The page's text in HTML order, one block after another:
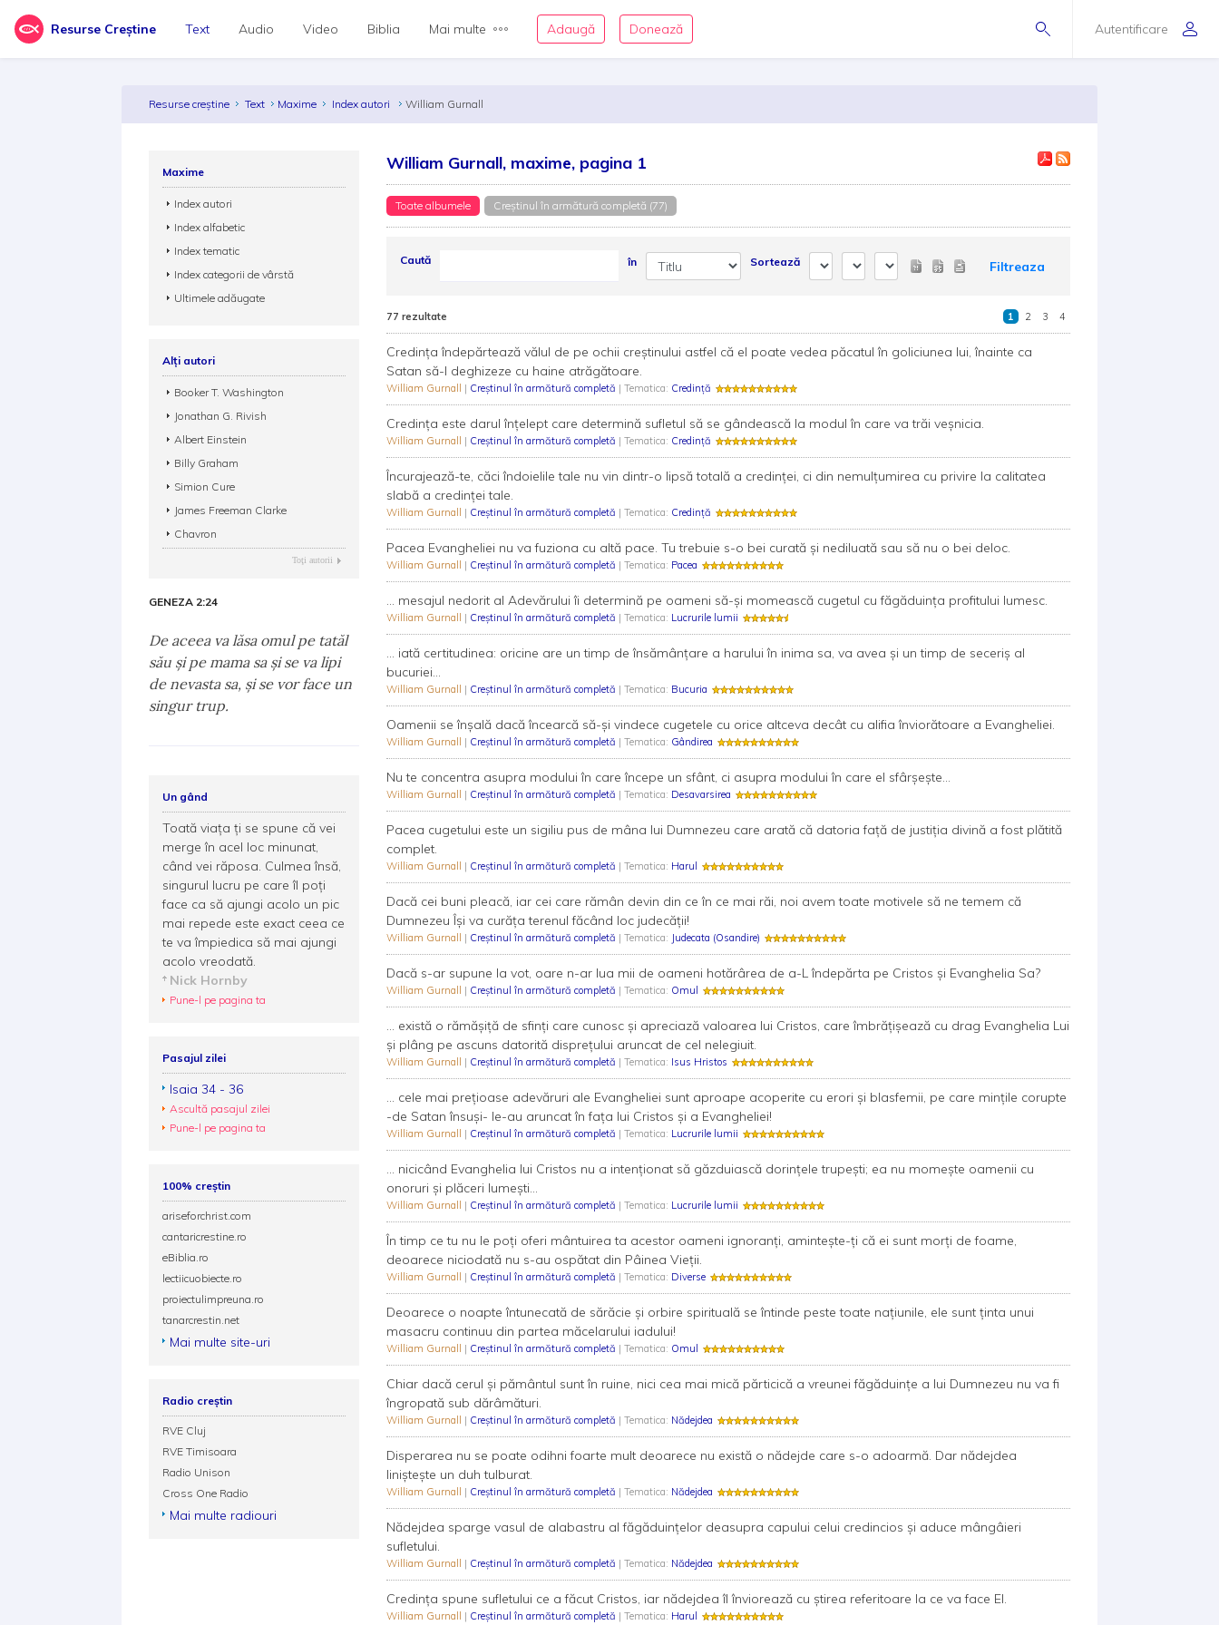
Resurse Creștine Autentificare
Text Audio Video Biblia Mai multe Adaugă Donează
Resurse creștine Text Maxime Index autori William Gurnall
William Gurnall, maxime, pagina 1
Toate albumele Creştinul în armătură completă (77)
Caută în Sortează Filtreaza
77 rezultate 1 2 3 4
Credința îndepărtează vălul de pe ochii creștinului astfel că el poate vedea păcatul în goliciunea lui, înainte ca
Satan să-l deghizeze cu haine atrăgătoare.
William Gurnall | Creştinul în armătură completă | Tematica: Credință
Credința este darul înțelept care determină sufletul să se gândească la modul în care va trăi veșnicia.
William Gurnall | Creştinul în armătură completă | Tematica: Credință
Încurajează-te, căci îndoielile tale nu vin dintr-o lipsă totală a credinței, ci din nemulțumirea cu privire la calitatea
slabă a credinței tale.
William Gurnall | Creştinul în armătură completă | Tematica: Credință
Pacea Evangheliei nu va fuziona cu altă pace. Tu trebuie s-o bei curată și nediluată sau să nu o bei deloc.
William Gurnall | Creştinul în armătură completă | Tematica: Pacea
... mesajul nedorit al Adevărului îi determină pe oameni să-și momească cugetul cu făgăduința profitului lumesc.
William Gurnall | Creştinul în armătură completă | Tematica: Lucrurile lumii
... iată certitudinea: oricine are un timp de însămânțare a harului în inima sa, va avea și un timp de seceriș al
bucuriei...
William Gurnall | Creştinul în armătură completă | Tematica: Bucuria
Oamenii se înșală dacă încearcă să-și vindece cugetele cu orice altceva decât cu alifia înviorătoare a Evangheliei.
William Gurnall | Creştinul în armătură completă | Tematica: Gândirea
Nu te concentra asupra modului în care începe un sfânt, ci asupra modului în care el sfârșește...
William Gurnall | Creştinul în armătură completă | Tematica: Desavarsirea
Pacea cugetului este un sigiliu pus de mâna lui Dumnezeu care arată că datoria față de justiția divină a fost plătită
complet.
William Gurnall | Creştinul în armătură completă | Tematica: Harul
Dacă cei buni pleacă, iar cei care rămân devin din ce în ce mai răi, noi avem toate motivele să ne temem că
Dumnezeu Își va curăța terenul făcând loc judecății!
William Gurnall | Creştinul în armătură completă | Tematica: Judecata (Osandire)
Dacă s-ar supune la vot, oare n-ar lua mii de oameni hotărârea de a-L îndepărta pe Cristos și Evanghelia Sa?
William Gurnall | Creştinul în armătură completă | Tematica: Omul
... există o rămășiță de sfinți care cunosc și apreciază valoarea lui Cristos, care îmbrățișează cu drag Evanghelia Lui
și plâng pe ascuns datorită disprețului aruncat de cel nelegiuit.
William Gurnall | Creştinul în armătură completă | Tematica: Isus Hristos
... cele mai prețioase adevăruri ale Evangheliei sunt aproape acoperite cu erori și blasfemii, pe care mințile corupte
-de Satan însuși- le-au aruncat în fața lui Cristos și a Evangheliei!
William Gurnall | Creştinul în armătură completă | Tematica: Lucrurile lumii
... nicicând Evanghelia lui Cristos nu a intenționat să găzduiască dorințele trupești; ea nu momește oamenii cu
onoruri și plăceri lumești...
William Gurnall | Creştinul în armătură completă | Tematica: Lucrurile lumii
În timp ce tu nu le poți oferi mântuirea ta acestor oameni ignoranți, amintește-ți că ei sunt morți de foame,
deoarece niciodată nu s-au ospătat din Pâinea Vieții.
William Gurnall | Creştinul în armătură completă | Tematica: Diverse
Deoarece o noapte întunecată de sărăcie și orbire spirituală se întinde peste toate națiunile, ele sunt ținta unui
masacru continuu din partea măcelarului iadului!
William Gurnall | Creştinul în armătură completă | Tematica: Omul
Chiar dacă cerul și pământul sunt în ruine, nici cea mai mică părticică a vreunei făgăduințe a lui Dumnezeu nu va fi
îngropată sub dărâmături.
William Gurnall | Creştinul în armătură completă | Tematica: Nădejdea
Disperarea nu se poate odihni foarte mult deoarece nu există o nădejde care s-o adoarmă. Dar nădejdea
liniștește un duh tulburat.
William Gurnall | Creştinul în armătură completă | Tematica: Nădejdea
Nădejdea sparge vasul de alabastru al făgăduințelor deasupra capului celui credincios și aduce mângâieri
sufletului.
William Gurnall | Creştinul în armătură completă | Tematica: Nădejdea
Credința spune sufletului ce a făcut Cristos, iar nădejdea îl înviorează cu știrea referitoare la ce va face El.
William Gurnall | Creştinul în armătură completă | Tematica: Harul
Maxime
Index autori
Index alfabetic
Index tematic
Index categorii de vârstă
Ultimele adăugate
Alți autori
Booker T. Washington
Jonathan G. Rivish
Albert Einstein
Billy Graham
Simion Cure
James Freeman Clarke
Chavron
Toţi autorii
GENEZA 2:24
De aceea va lăsa omul pe tatăl
său şi pe mama sa şi se va lipi
de nevasta sa, şi se vor face un
singur trup.
Un gând
Toată viaţa ţi se spune că vei
merge în acel loc minunat,
când vei răposa. Culmea însă,
singurul lucru pe care îl poţi
face ca să ajungi acolo un pic
mai repede este exact ceea ce
te va împiedica să mai ajungi
acolo vreodată.
Nick Hornby
Pune-l pe pagina ta
Pasajul zilei
Isaia 34 - 36
Ascultă pasajul zilei
Pune-l pe pagina ta
100% creștin
ariseforchrist.com
cantaricrestine.ro
eBiblia.ro
lectiicuobiecte.ro
proiectulimpreuna.ro
tanarcrestin.net
Mai multe site-uri
Radio creștin
RVE Cluj
RVE Timisoara
Radio Unison
Cross One Radio
Mai multe radiouri